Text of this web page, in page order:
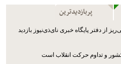
پربازدیدترین
از دفتر پایگاه خبری نای‌ذی‌نیوز بازدید
و تداوم حرکت انقلاب است